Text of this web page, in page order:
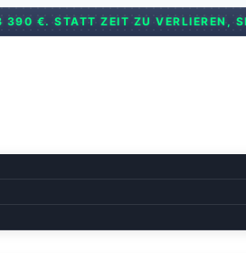
STATT ZEIT ZU VERLIEREN,